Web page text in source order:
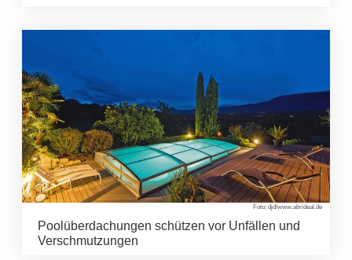
Foto: djd/www.abrideal.de
Poolüberdachungen schützen vor Unfällen und
Verschmutzungen